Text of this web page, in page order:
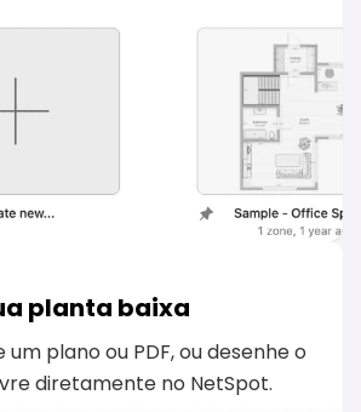
planta baixa
um plano ou PDF, ou desenhe o
diretamente no NetSpot.